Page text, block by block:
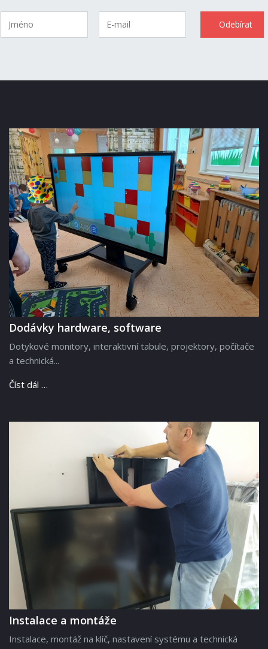
Dodávky hardware, software
Dotykové monitory, interaktivní tabule, projektory, počítače
a technická...
Číst dál …
Instalace a montáže
Instalace, montáž na klíč, nastavení systému a technická